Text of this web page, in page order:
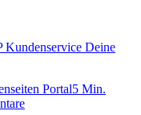
Kundenservice Deine
5 Min.